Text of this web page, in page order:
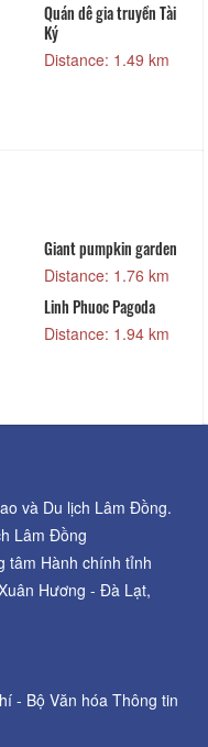
Quán dê gia truyền Tài
Distance: 1.49 km
Giant pumpkin garden
Distance: 1.76 km
Linh Phuoc Pagoda
Distance: 1.94 km
và Du lịch Lâm Đồng.
Lâm Đồng
tâm Hành chính tỉnh
Hương - Đà Lạt,
- Bộ Văn hóa Thông tin